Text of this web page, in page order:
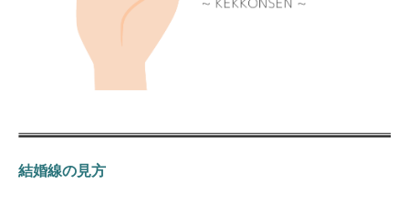
結婚線の見方